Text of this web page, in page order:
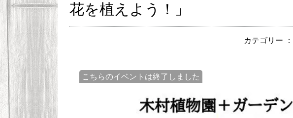
花を植えよう！」
カテゴリー ：
こちらのイベントは終了しました